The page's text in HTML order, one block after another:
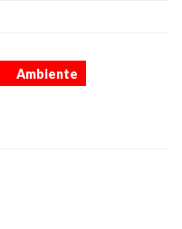
Ambiente